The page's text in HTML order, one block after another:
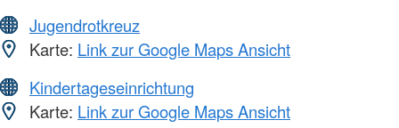
Jugendrotkreuz
Karte: Link zur Google Maps Ansicht
Kindertageseinrichtung
Karte: Link zur Google Maps Ansicht